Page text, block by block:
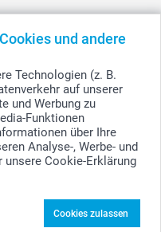
und andere
Technologien (z. B.
auf unserer
und Werbung zu
Funktionen
über Ihre
Analyse-, Werbe- und
unsere Cookie-Erklärung
Cookies zulassen
vorbehalten.
MwSt. und zzgl. Versandkosten.